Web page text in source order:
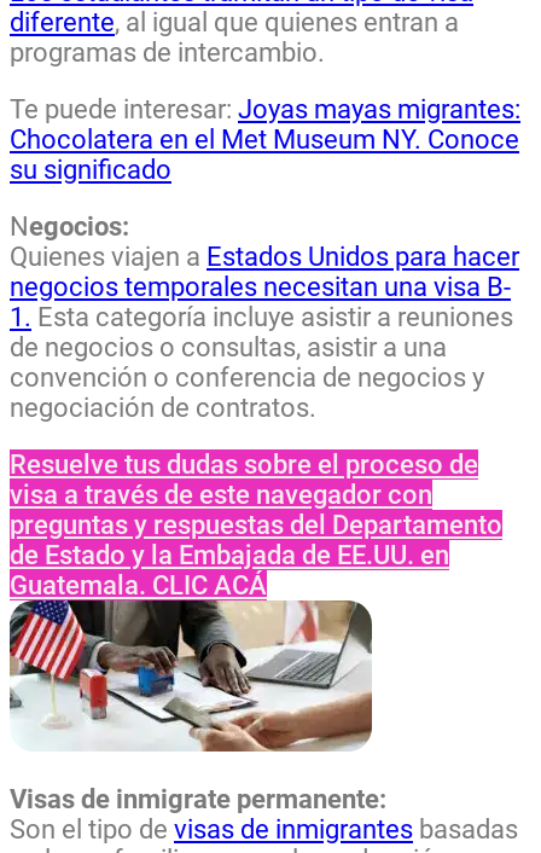
diferente, al igual que quienes entran a
programas de intercambio.
Te puede interesar: Joyas mayas migrantes:
Chocolatera en el Met Museum NY. Conoce
su significado
Negocios:
Quienes viajen a Estados Unidos para hacer
negocios temporales necesitan una visa B-
1. Esta categoría incluye asistir a reuniones
de negocios o consultas, asistir a una
convención o conferencia de negocios y
negociación de contratos.
Resuelve tus dudas sobre el proceso de
visa a través de este navegador con
preguntas y respuestas del Departamento
de Estado y la Embajada de EE.UU. en
Guatemala. CLIC ACÁ
Visas de inmigrate permanente:
Son el tipo de visas de inmigrantes basadas